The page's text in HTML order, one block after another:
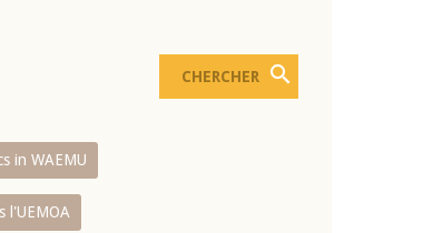
in WAEMU
l'UEMOA